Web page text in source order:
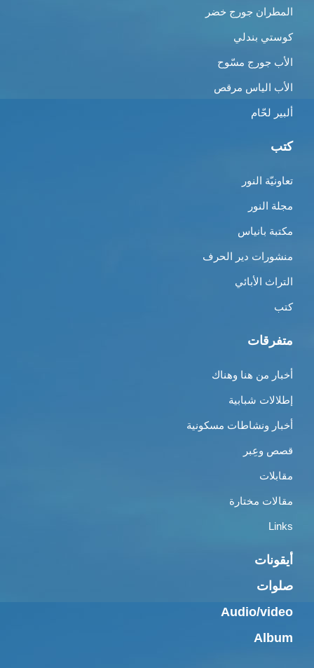
المطران جورج خضر
كوستي بندلي
الأب جورج مسّوح
الأب الياس مرقص
ألبير لحّام
كتب
تعاونيّة النور
مجلة النور
مكتبة بانياس
منشورات دير الحرف
التراث الأبائي
كتب
متفرقات
أخبار من هنا وهناك
إطلالات شبابية
أخبار ونشاطات مسكونية
قصص وعِبر
مقابلات
مقالات مختارة
Links
أيقونات
صلوات
Audio/video
Album